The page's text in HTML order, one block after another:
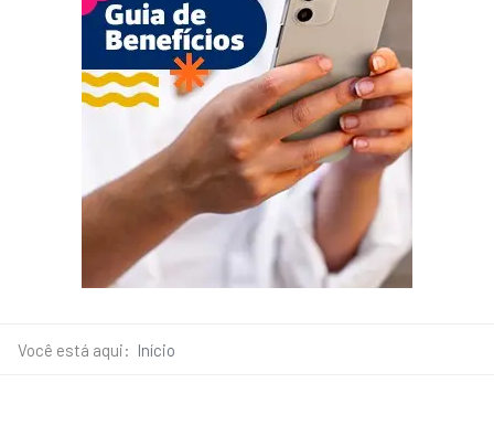
Você está aqui: Início